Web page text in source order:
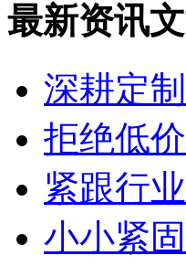
最新资讯
深耕定
拒绝低
紧跟行
小小紧